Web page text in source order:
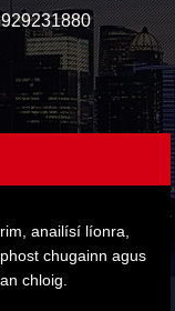
anailísí líonra,
chugainn agus
chloig.